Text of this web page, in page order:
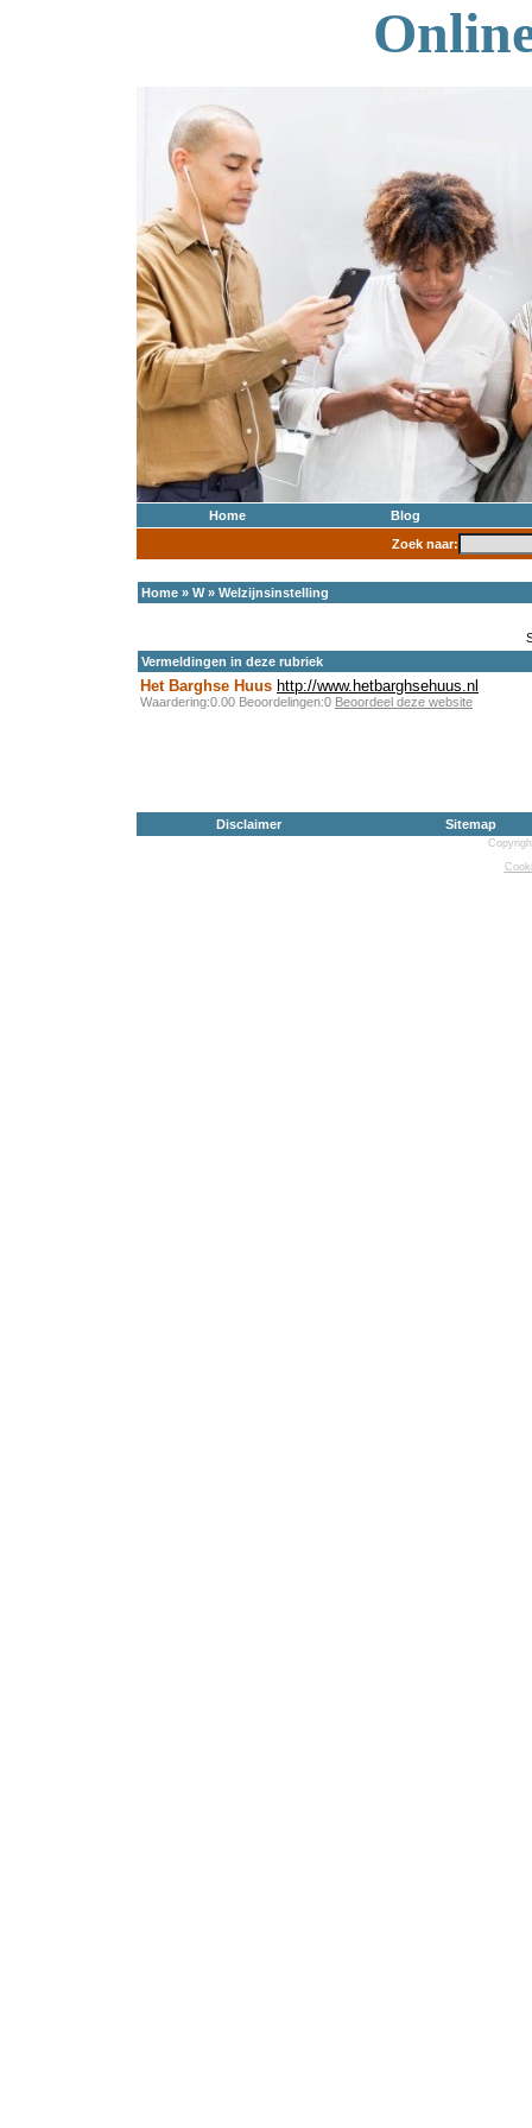
Home
Blog
Zoek naar:
Home » W» Welzijnsinstelling
Vermeldingen in deze rubriek
Het Barghse Huus http://www.hetbarghsehuus.nl
Waardering:0.00 Beoordelingen:0 Beoordeel deze website
Disclaimer Sitemap